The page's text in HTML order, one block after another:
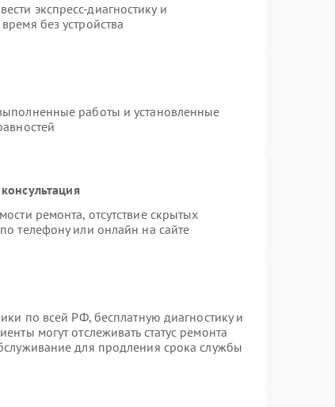
экспресс-диагностику и
без устройства
работы и установленные
ремонта, отсутствие скрытых
телефону или онлайн на сайте
по всей РФ, бесплатную диагностику и
могут отслеживать статус ремонта
для продления срока службы